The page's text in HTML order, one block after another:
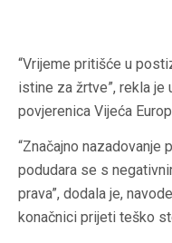
“Vrijeme pritišće u
istine za žrtve”, rekla je
povjerenica Vijeća
“Značajno nazadovanje
podudara se s
prava”, dodala je,
konačnici prijeti teško